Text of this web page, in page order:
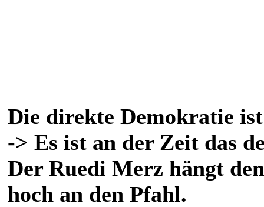
Die direkte Demokratie
-> Es ist an der Zeit das
Der Ruedi Merz hängt
hoch an den Pfahl.